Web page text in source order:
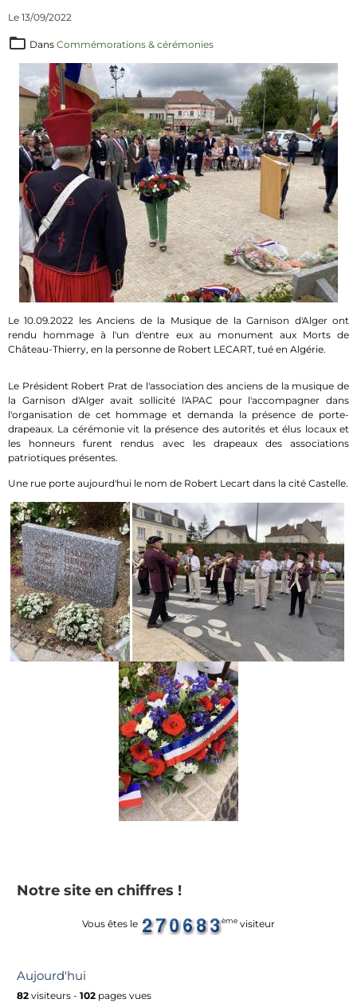
Le 13/09/2022
Dans Commémorations & cérémonies
Le 10.09.2022 les Anciens de la Musique de la Garnison d'Alger ont
rendu hommage à l'un d'entre eux au monument aux Morts de
Château-Thierry, en la personne de Robert LECART, tué en Algérie.
Le Président Robert Prat de l'association des anciens de la musique de
la Garnison d'Alger avait sollicité l'APAC pour l'accompagner dans
l'organisation de cet hommage et demanda la présence de porte-
drapeaux. La cérémonie vit la présence des autorités et élus locaux et
les honneurs furent rendus avec les drapeaux des associations
patriotiques présentes.
Une rue porte aujourd'hui le nom de Robert Lecart dans la cité Castelle.
Notre site en chiffres !
Vous êtes le ème visiteur
Aujourd'hui
82 visiteurs - 102 pages vues